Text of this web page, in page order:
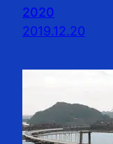
2020
2019.12.20